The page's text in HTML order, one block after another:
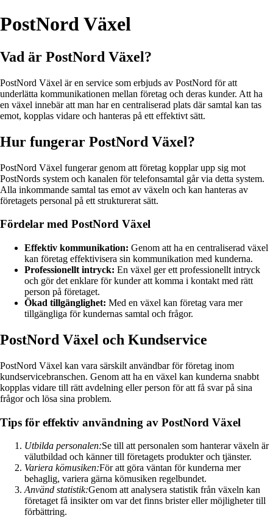
PostNord Växel
Vad är PostNord Växel?
PostNord Växel är en service som erbjuds av PostNord för att
underlätta kommunikationen mellan företag och deras kunder. Att ha
en växel innebär att man har en centraliserad plats där samtal kan tas
emot, kopplas vidare och hanteras på ett effektivt sätt.
Hur fungerar PostNord Växel?
PostNord Växel fungerar genom att företag kopplar upp sig mot
PostNords system och kanalen för telefonsamtal går via detta system.
Alla inkommande samtal tas emot av växeln och kan hanteras av
företagets personal på ett strukturerat sätt.
Fördelar med PostNord Växel
Effektiv kommunikation: Genom att ha en centraliserad växel
kan företag effektivisera sin kommunikation med kunderna.
Professionellt intryck: En växel ger ett professionellt intryck
och gör det enklare för kunder att komma i kontakt med rätt
person på företaget.
Ökad tillgänglighet: Med en växel kan företag vara mer
tillgängliga för kundernas samtal och frågor.
PostNord Växel och Kundservice
PostNord Växel kan vara särskilt användbar för företag inom
kundservicebranschen. Genom att ha en växel kan kunderna snabbt
kopplas vidare till rätt avdelning eller person för att få svar på sina
frågor och lösa sina problem.
Tips för effektiv användning av PostNord Växel
Utbilda personalen:Se till att personalen som hanterar växeln är
välutbildad och känner till företagets produkter och tjänster.
Variera kömusiken:För att göra väntan för kunderna mer
behaglig, variera gärna kömusiken regelbundet.
Använd statistik:Genom att analysera statistik från växeln kan
företaget få insikter om var det finns brister eller möjligheter till
förbättring.